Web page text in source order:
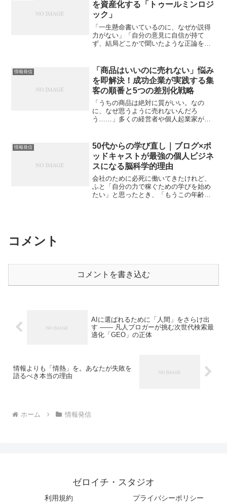
を資産化する「トゥールミンロジ
ック」
「一生懸命書いているのに、なぜか説得
力がない」「自分の意見に自信が持て
ず、結局どこかで聞いたような正論を並
それは才能の不足ではありません。た
だ“思考の型”を知らないだけ...
情報発信
「商品はいいのに売れない」悩み
を即解決！成功企業が実践する集
客の順番と5つの差別化戦略
「うちの商品は絶対に質がいい。なの
に、なぜ思うように売れないんだろ
う……」多くの経営者や個人起業家が、
いからではありません。「マーケティン
グを考える順番と、その解像度が...
情報発信
50代からの学び直し｜ブログ×ポ
ッドキャストが最強の個人ビジネ
スになる脳科学的理由
会社のために必死に働いてきたけれど、
ふと「自分の力で稼ぐための学びを始め
たい」と思ったとき、「もうこの年齢か
コメント
コメントを書き込む
AIに選ばれるために「人間」をさらけ出
す —— 凡人ブロガーが挑む次世代検索最
適化「GEO」の正体
情報よりも「情熱」を。あなたが失敗を
語るべき本当の理由
ホーム 情報発信
ゼロイチ・スタジオ
利用規約 プライバシーポリシー